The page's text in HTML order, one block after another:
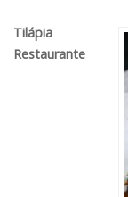
Tilápia
Restaurante